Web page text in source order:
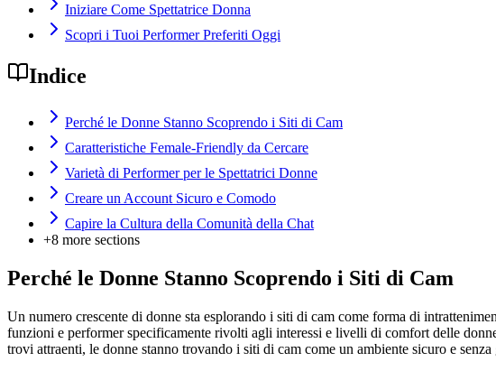
Iniziare Come Spettatrice Donna
Scopri i Tuoi Performer Preferiti Oggi
Indice
Perché le Donne Stanno Scoprendo i Siti di Cam
Caratteristiche Female-Friendly da Cercare
Varietà di Performer per le Spettatrici Donne
Creare un Account Sicuro e Comodo
Capire la Cultura della Comunità della Chat
+8 more sections
Perché le Donne Stanno Scoprendo i Siti di Cam
Un numero crescente di donne sta esplorando i siti di cam come forma di
funzioni e performer specificamente rivolti agli interessi e livelli di comfort delle
trovi attraenti, le donne stanno trovando i siti di cam come un ambiente sicuro e